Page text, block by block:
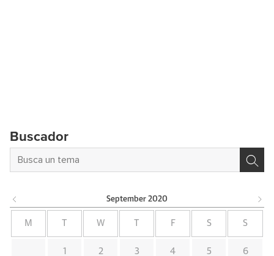
Buscador
September 2020
M T W T F S S
1 2 3 4 5 6